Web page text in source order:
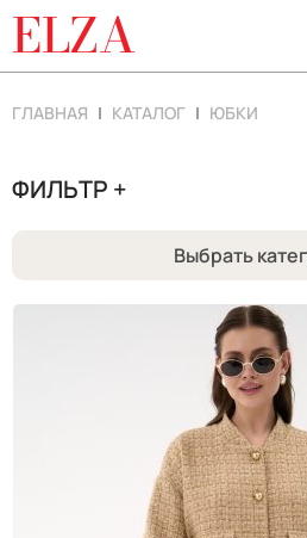
ELZA
ГЛАВНАЯ КАТАЛОГ ЮБКИ
ФИЛЬТР +
Выбрать